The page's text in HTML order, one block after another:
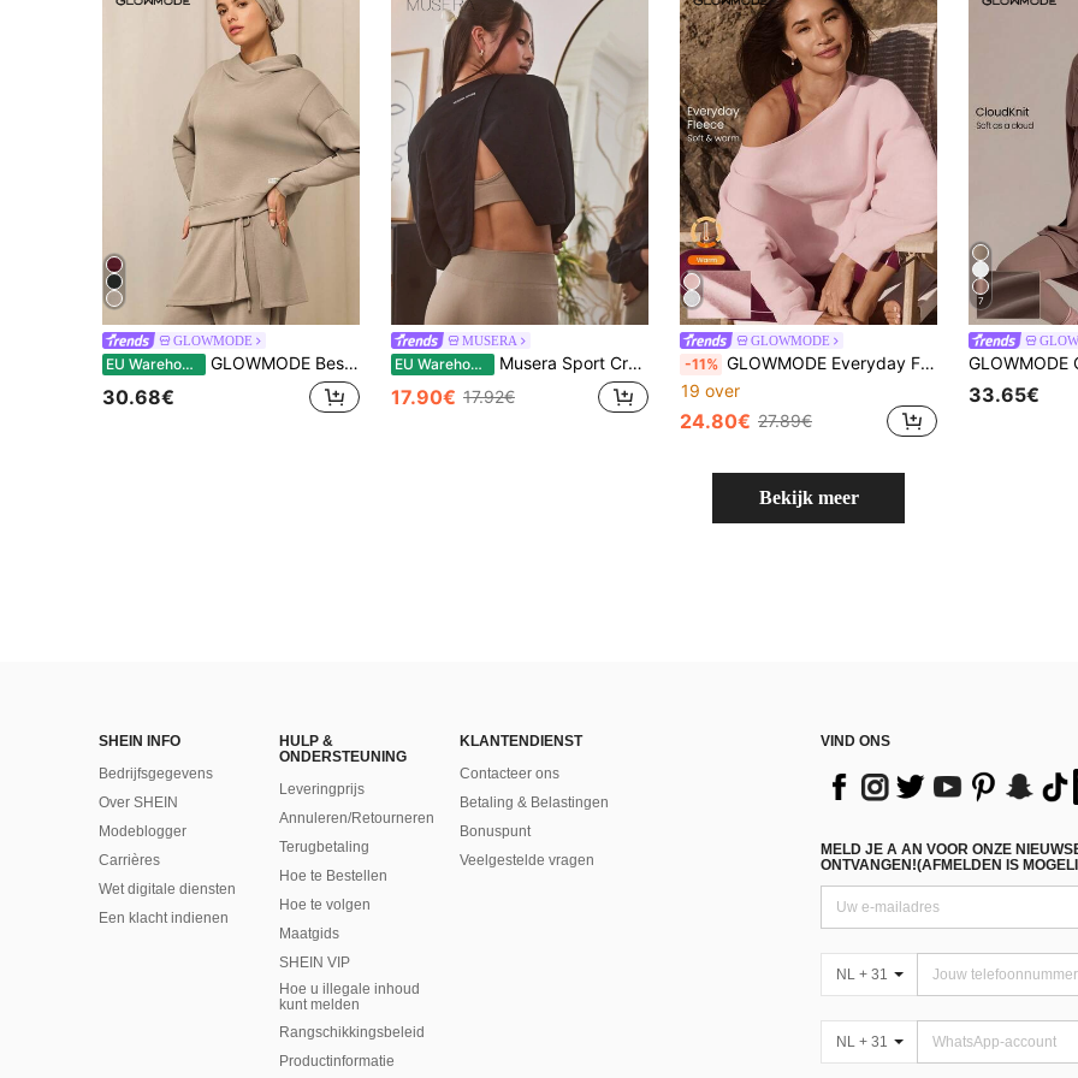
GLOWMODE
EU Warehouse GLOWMODE Bescheiden 1-delige Breezy Days zijdezachte ademende sweatshirt met overlappende capuchon, ontspannen pasvorm, dagelijkse casual streetwear
30.68€
MUSERA
EU Warehouse Musera Sport Cropped jersey top met open, gekruiste achterkant en lange mouwen, sweatshirt, padel, tennis, pickleball, sportschool, fitness, yoga, pilates, dagelijkse casual kleding
17.90€ 17.92€
GLOWMODE
-11% GLOWMODE Everyday Fleece Shine Bright zachte, warme, lichtgewicht oversized off-the-shoulder pullover sweatshirt voor herfst en winter, voor buiten en dagelijks casual dragen
19 over
24.80€ 27.89€
7
33.65€
Bekijk meer
SHEIN INFO
Bedrijfsgegevens
Over SHEIN
Modeblogger
Carrières
Wet digitale diensten
Een klacht indienen
HULP &
ONDERSTEUNING
Leveringprijs
Annuleren/Retourneren
Terugbetaling
Hoe te Bestellen
Hoe te volgen
Maatgids
SHEIN VIP
Hoe u illegale inhoud
kunt melden
Rangschikkingsbeleid
​Productinformatie
KLANTENDIENST
Contacteer ons
Betaling & Belastingen
Bonuspunt
Veelgestelde vragen
VIND ONS
MELD JE A AN VOOR ONZE
ONTVANGEN!(AFMELDEN IS
NL + 31
NL + 31